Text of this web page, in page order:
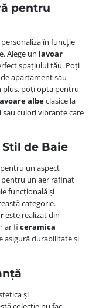
pentru
în funcție
Alege un lavoar
spațiului tău. Poți
apartament sau
plus, poți opta pentru
albeclasice la
sau culori vibrante care
de Baie
un aspect
pentru un aer rafinat
funcțională și
categorie.
este realizat din
ar fi ceramica
asigură durabilitate și
și